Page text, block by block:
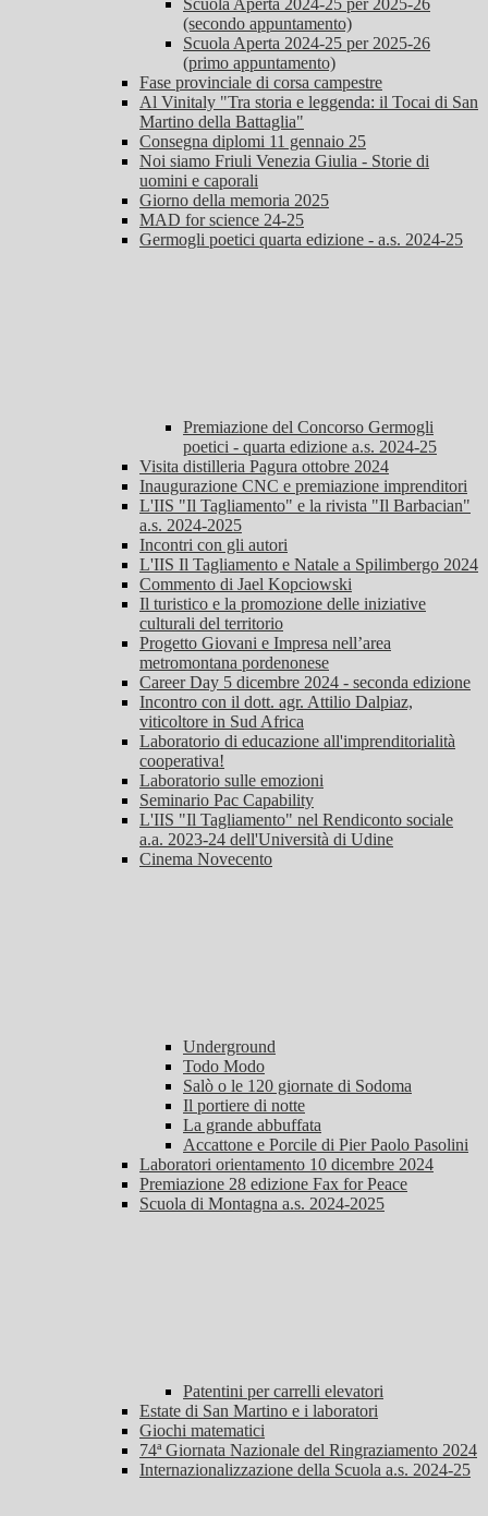
Scuola Aperta 2024-25 per 2025-26
(secondo appuntamento)
Scuola Aperta 2024-25 per 2025-26
(primo appuntamento)
Fase provinciale di corsa campestre
Al Vinitaly "Tra storia e leggenda: il Tocai di San
Martino della Battaglia"
Consegna diplomi 11 gennaio 25
Noi siamo Friuli Venezia Giulia - Storie di
uomini e caporali
Giorno della memoria 2025
MAD for science 24-25
Germogli poetici quarta edizione - a.s. 2024-25
Premiazione del Concorso Germogli
poetici - quarta edizione a.s. 2024-25
Visita distilleria Pagura ottobre 2024
Inaugurazione CNC e premiazione imprenditori
L'IIS "Il Tagliamento" e la rivista "Il Barbacian"
a.s. 2024-2025
Incontri con gli autori
L'IIS Il Tagliamento e Natale a Spilimbergo 2024
Commento di Jael Kopciowski
Il turistico e la promozione delle iniziative
culturali del territorio
Progetto Giovani e Impresa nell’area
metromontana pordenonese
Career Day 5 dicembre 2024 - seconda edizione
Incontro con il dott. agr. Attilio Dalpiaz,
viticoltore in Sud Africa
Laboratorio di educazione all'imprenditorialità
cooperativa!
Laboratorio sulle emozioni
Seminario Pac Capability
L'IIS "Il Tagliamento" nel Rendiconto sociale
a.a. 2023-24 dell'Università di Udine
Cinema Novecento
Underground
Todo Modo
Salò o le 120 giornate di Sodoma
Il portiere di notte
La grande abbuffata
Accattone e Porcile di Pier Paolo Pasolini
Laboratori orientamento 10 dicembre 2024
Premiazione 28 edizione Fax for Peace
Scuola di Montagna a.s. 2024-2025
Patentini per carrelli elevatori
Estate di San Martino e i laboratori
Giochi matematici
74ª Giornata Nazionale del Ringraziamento 2024
Internazionalizzazione della Scuola a.s. 2024-25